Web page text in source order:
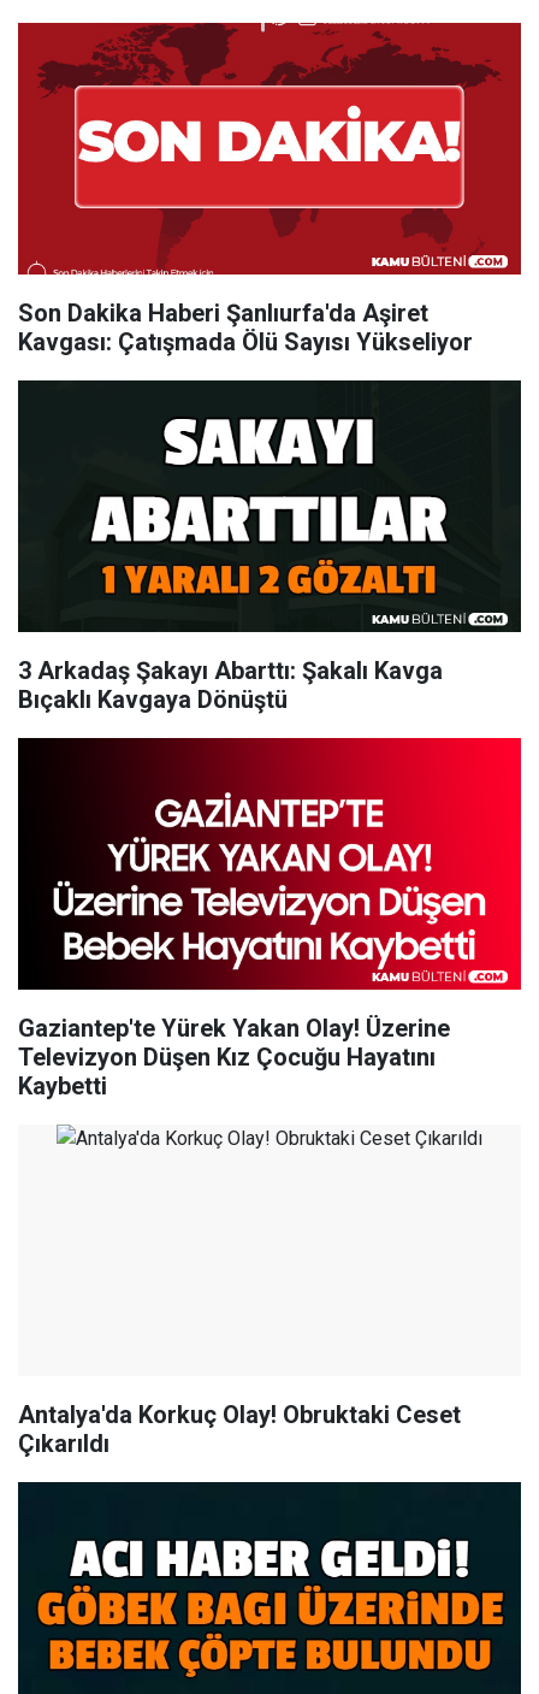
Son Dakika Haberi Şanlıurfa'da Aşiret
Kavgası: Çatışmada Ölü Sayısı Yükseliyor
3 Arkadaş Şakayı Abarttı: Şakalı Kavga
Bıçaklı Kavgaya Dönüştü
Gaziantep'te Yürek Yakan Olay! Üzerine
Televizyon Düşen Kız Çocuğu Hayatını
Kaybetti
Antalya'da Korkuç Olay! Obruktaki Ceset
Çıkarıldı